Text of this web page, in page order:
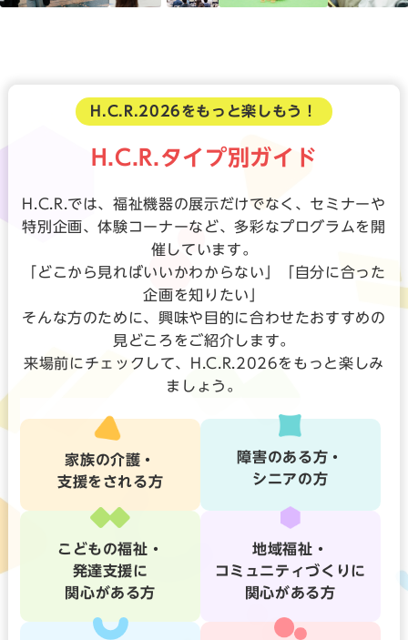
H.C.R.2026をもっと楽しもう！
H.C.R.タイプ別ガイド
H.C.R.では、福祉機器の展示だけでなく、セミナーや
特別企画、体験コーナーなど、多彩なプログラムを開
催しています。
「どこから見ればいいかわからない」「自分に合った
企画を知りたい」
そんな方のために、興味や目的に合わせたおすすめの
見どころをご紹介します。
来場前にチェックして、H.C.R.2026をもっと楽しみ
ましょう。
家族の介護・
支援をされる方
障害のある方・
シニアの方
こどもの福祉・
発達支援に
関心がある方
地域福祉・
コミュニティづくりに
関心がある方